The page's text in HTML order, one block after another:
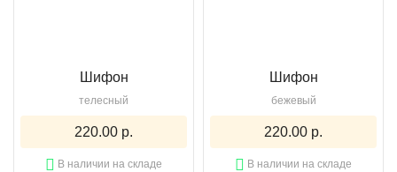
Шифон
телесный
220.00 р.
В наличии на складе
Шифон
бежевый
220.00 р.
В наличии на складе